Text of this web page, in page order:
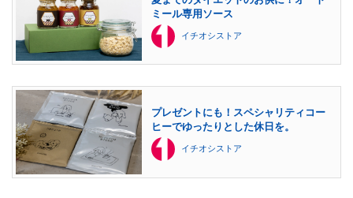
ミール専用ソース
イチオシストア
プレゼントにも！スペシャリティコー
ヒーでゆったりとした休日を。
イチオシストア